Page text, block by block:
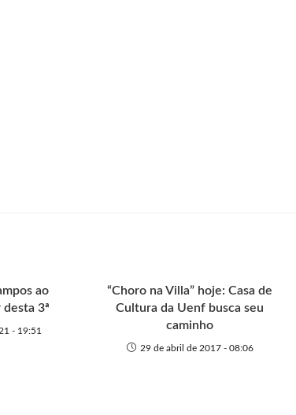
ao
desta 3ª
- 19:51
“Choro na Villa” hoje: Casa de
Cultura da Uenf busca seu
caminho
29 de abril de 2017 - 08:06